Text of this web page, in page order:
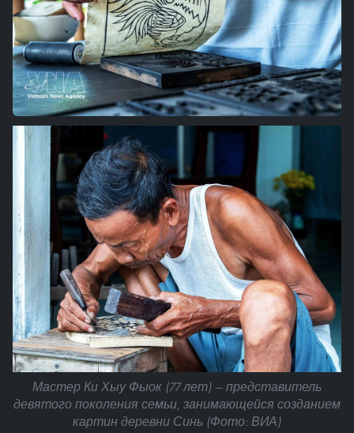
Мастер Ки Хыу Фыок (77 лет) — представитель
девятого поколения семьи, занимающейся созданием
картин деревни Синь (Фото: ВИА)